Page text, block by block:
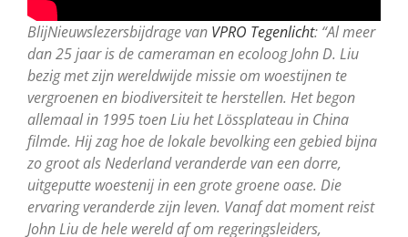
BlijNieuwslezersbijdrage van VPRO Tegenlicht: “Al meer
dan 25 jaar is de cameraman en ecoloog John D. Liu
bezig met zijn wereldwijde missie om woestijnen te
vergroenen en biodiversiteit te herstellen. Het begon
allemaal in 1995 toen Liu het Lössplateau in China
filmde. Hij zag hoe de lokale bevolking een gebied bijna
zo groot als Nederland veranderde van een dorre,
uitgeputte woestenij in een grote groene oase. Die
ervaring veranderde zijn leven. Vanaf dat moment reist
John Liu de hele wereld af om regeringsleiders,